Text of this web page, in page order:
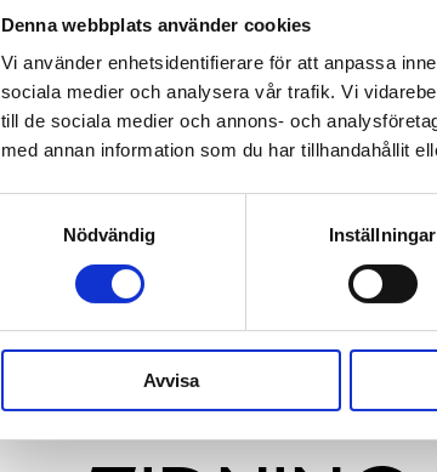
Denna webbplats använder cookies
Vi använder enhetsidentifierare för att anpassa
sociala medier och analysera vår trafik. Vi
till de sociala medier och annons- och
med annan information som du har tillhandahållit
Nödvändig
Inställningar
Avvisa